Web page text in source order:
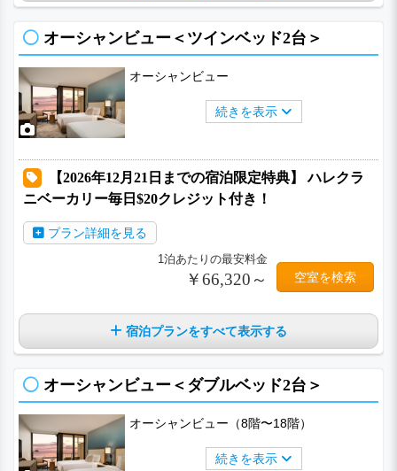
オーシャンビュー＜ツインベッド2台＞
オーシャンビュー
続きを表示
【2026年12月21日までの宿泊限定特典】 ハレクラ
ニベーカリー毎日$20クレジット付き！
プラン詳細を見る
1泊あたりの最安料金
￥66,320～ 空室を検索
宿泊プランをすべて表示する
オーシャンビュー＜ダブルベッド2台＞
オーシャンビュー（8階〜18階）
続きを表示